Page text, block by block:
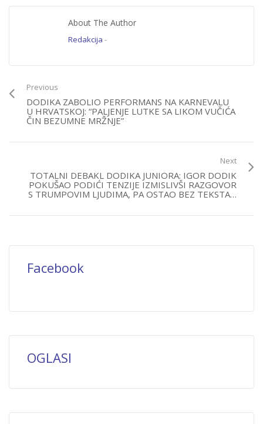
About The Author
Redakcija -
Previous
DODIKA ZABOLIO PERFORMANS NA KARNEVALU
U HRVATSKOJ: “PALJENJE LUTKE SA LIKOM VUČIĆA
ČIN BEZUMNE MRŽNJE”
Next
TOTALNI DEBAKL DODIKA JUNIORA: IGOR DODIK
POKUŠAO PODIĆI TENZIJE IZMISLIVŠI RAZGOVOR
S TRUMPOVIM LJUDIMA, PA OSTAO BEZ TEKSTA…
Facebook
OGLASI